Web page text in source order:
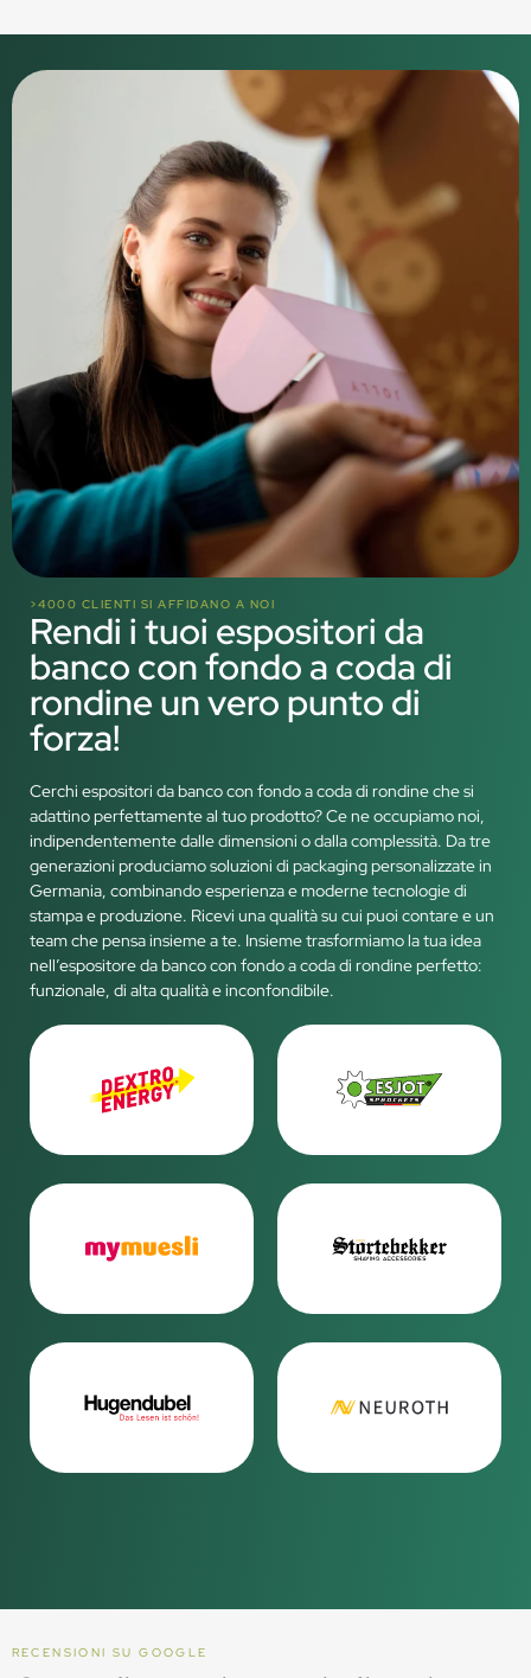
>4000 CLIENTI SI AFFIDANO A NOI
Rendi i tuoi espositori da
banco con fondo a coda di
rondine un vero punto di
forza!
Cerchi espositori da banco con fondo a coda di rondine che si
adattino perfettamente al tuo prodotto? Ce ne occupiamo noi,
indipendentemente dalle dimensioni o dalla complessità. Da tre
generazioni produciamo soluzioni di packaging personalizzate in
Germania, combinando esperienza e moderne tecnologie di
stampa e produzione. Ricevi una qualità su cui puoi contare e un
team che pensa insieme a te. Insieme trasformiamo la tua idea
nell’espositore da banco con fondo a coda di rondine perfetto:
funzionale, di alta qualità e inconfondibile.
RECENSIONI SU GOOGLE